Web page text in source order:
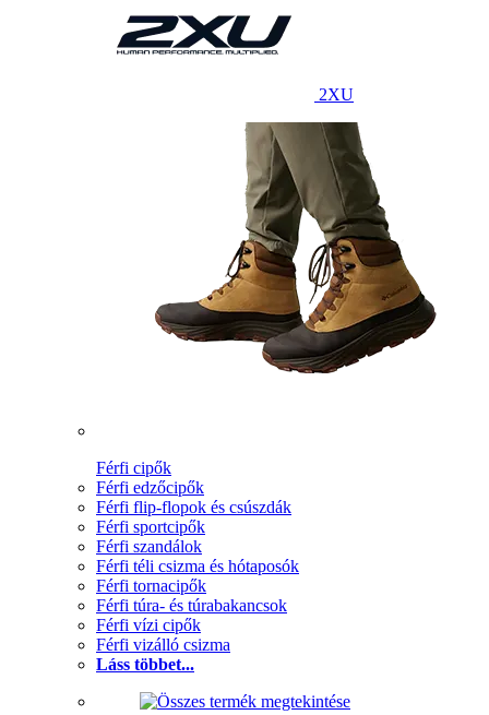
2XU
Férfi cipők
Férfi edzőcipők
Férfi flip-flopok és csúszdák
Férfi sportcipők
Férfi szandálok
Férfi téli csizma és hótaposók
Férfi tornacipők
Férfi túra- és túrabakancsok
Férfi vízi cipők
Férfi vizálló csizma
Láss többet...